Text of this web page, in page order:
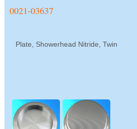
0021-03637
Plate, Showerhead Nitride, Twin